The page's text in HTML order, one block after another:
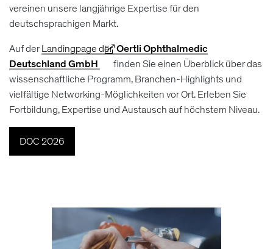
vereinen unsere langjährige Expertise für den
deutschsprachigen Markt.
Auf derLandingpage derOertli Ophthalmedic
Deutschland GmbH
finden Sie einen Überblick über das
wissenschaftliche Programm, Branchen-Highlights und
vielfältige Networking-Möglichkeiten vor Ort. Erleben Sie
Fortbildung, Expertise und Austausch auf höchstem Niveau.
DOC 2026